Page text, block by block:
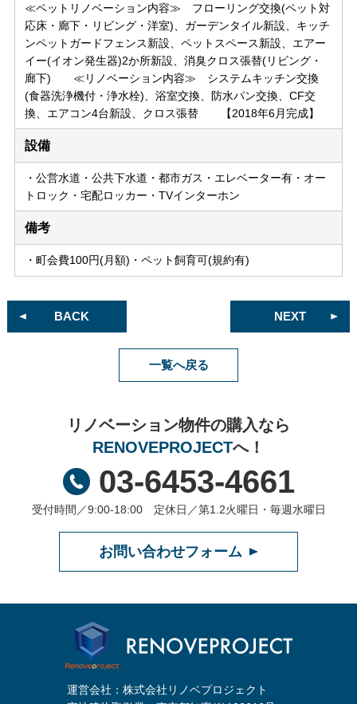
≪ペットリノベーション内容≫ フローリング交換(ペット対
応床・廊下・リビング・洋室)、ガーデンタイル新設、キッチ
ンペットガードフェンス新設、ペットスペース新設、エアー
イー(イオン発生器)2か所新設、消臭クロス張替(リビング・
廊下) ≪リノベーション内容≫ システムキッチン交換
(食器洗浄機付・浄水栓)、浴室交換、防水パン交換、CF交
換、エアコン4台新設、クロス張替 【2018年6月完成】
設備
・公営水道・公共下水道・都市ガス・エレベーター有・オー
トロック・宅配ロッカー・TVインターホン
備考
・町会費100円(月額)・ペット飼育可(規約有)
BACK NEXT
一覧へ戻る
リノベーション物件の購入なら
RENOVEPROJECTへ！
03-6453-4661
受付時間／9:00-18:00 定休日／第1.2火曜日・毎週水曜日
お問い合わせフォーム
運営会社：株式会社リノベプロジェクト